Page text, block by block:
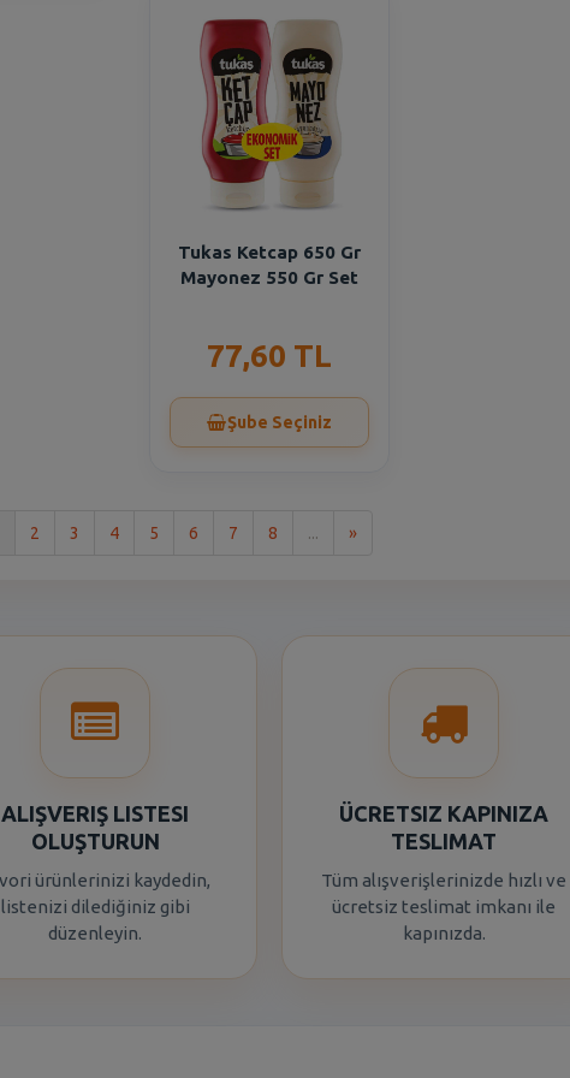
Tukas Ketcap 650 Gr
Mayonez 550 Gr Set
77,60 TL
Şube Seçiniz
2 3 4 5 6 7 8 ... »Son
ALIŞVERIŞ LISTESI
OLUŞTURUN
ürünlerinizi kaydedin,
listenizi dilediğiniz gibi
düzenleyin.
ÜCRETSIZ KAPINIZA
TESLIMAT
Tüm alışverişlerinizde hızlı ve
ücretsiz teslimat imkanı ile
kapınızda.